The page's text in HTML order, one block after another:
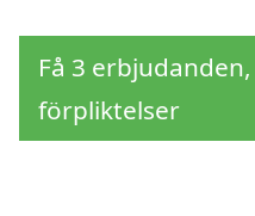
Få 3
förpliktelser